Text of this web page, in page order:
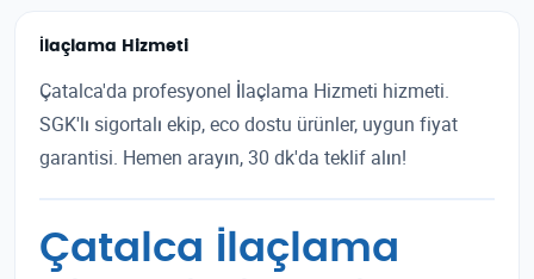
İlaçlama Hizmeti
Çatalca'da profesyonel İlaçlama Hizmeti hizmeti.
SGK'lı sigortalı ekip, eco dostu ürünler, uygun fiyat
garantisi. Hemen arayın, 30 dk'da teklif alın!
Çatalca İlaçlama